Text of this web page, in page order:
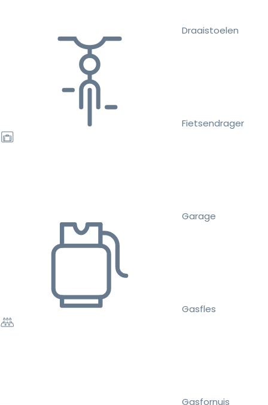
Draaistoelen
Fietsendrager
Garage
Gasfles
Gasfornuis